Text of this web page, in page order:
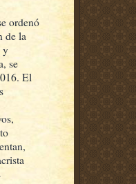
ordenó
de la
y
se
El